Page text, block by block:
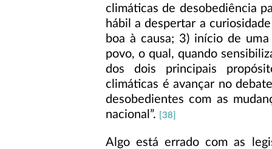
climáticas de desobediência
hábil a despertar a
boa à causa; 3) início de
povo, o qual, quando
dos dois principais
climáticas é avançar no
desobedientes com as
nacional”.
[38]
Algo está errado com as